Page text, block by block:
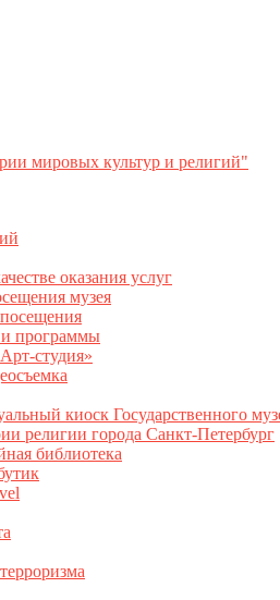
оказания услуг
музея
программы
студия»
киоск Государственного
религии города Санкт-Петербург
библиотека